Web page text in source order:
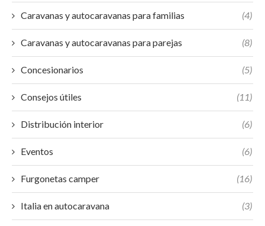
Caravanas y autocaravanas para familias (4)
Caravanas y autocaravanas para parejas (8)
Concesionarios (5)
Consejos útiles (11)
Distribución interior (6)
Eventos (6)
Furgonetas camper (16)
Italia en autocaravana (3)